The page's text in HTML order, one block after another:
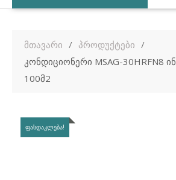
მთავარი
პროდუქტები
კონდიციონერი MSAG-30HRFN8
100მ2
ᲤᲐᲡᲓᲐᲙᲚᲔᲑᲐ!